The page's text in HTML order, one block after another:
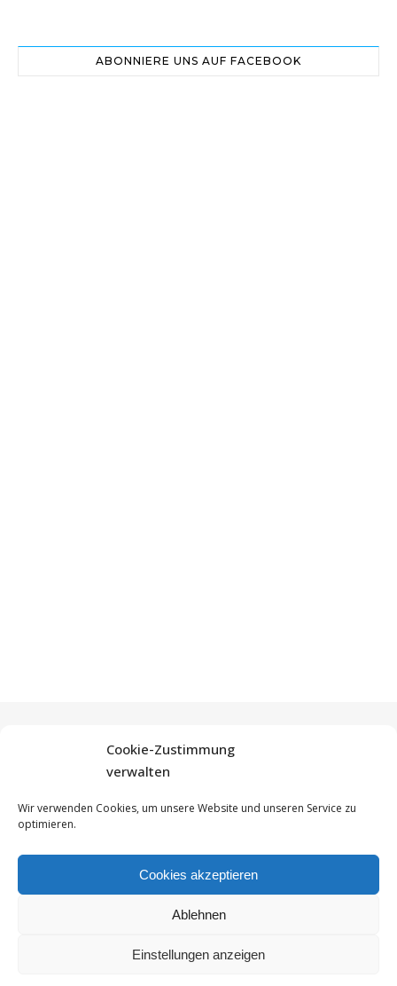
Cookie-Zustimmung
verwalten
Wir verwenden Cookies, um unsere Website und unseren Service zu
optimieren.
Cookies akzeptieren
Ablehnen
Einstellungen anzeigen
ABONNIERE UNS AUF FACEBOOK
© Yammibean, 2026 - All Rights Reserved